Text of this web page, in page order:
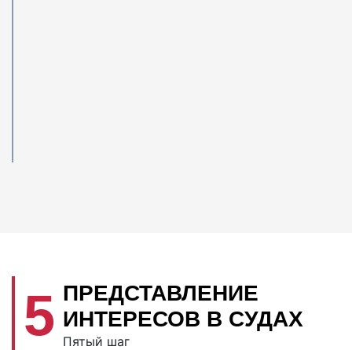
5 ПРЕДСТАВЛЕНИЕ
ИНТЕРЕСОВ В СУДАХ
Пятый шаг